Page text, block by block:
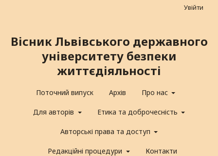
Вісник Львівського державного
університету безпеки
життєдіяльності
Поточний випуск Архів Про нас
Для авторів Етика та доброчесність
Авторські права та доступ
Редакційні процедури Контакти
Увійти